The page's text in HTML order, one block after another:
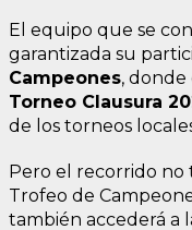
El equipo que se
garantizada su
Campeones, donde
Torneo Clausura
de los torneos
Pero el recorrido no
Trofeo de
también accederá a